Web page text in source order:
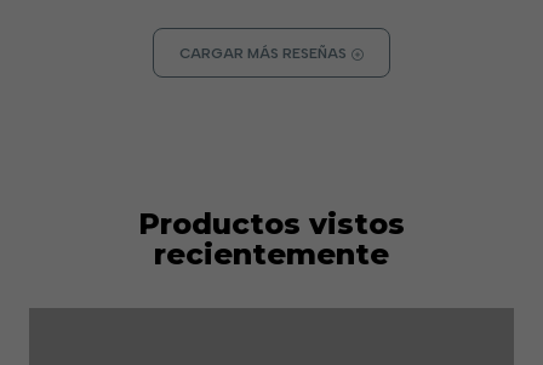
CARGAR MÁS RESEÑAS
Productos vistos
recientemente